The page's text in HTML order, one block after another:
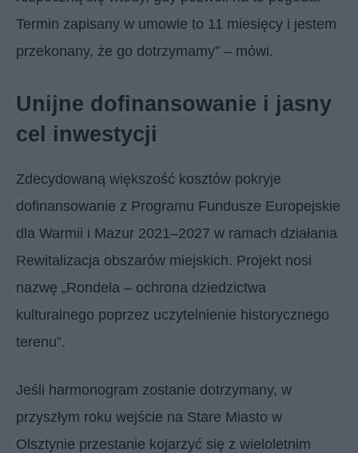
Termin zapisany w umowie to 11 miesięcy i jestem
przekonany, że go dotrzymamy” – mówi.
Unijne dofinansowanie i jasny
cel inwestycji
Zdecydowaną większość kosztów pokryje
dofinansowanie z Programu Fundusze Europejskie
dla Warmii i Mazur 2021–2027 w ramach działania
Rewitalizacja obszarów miejskich. Projekt nosi
nazwę „Rondela – ochrona dziedzictwa
kulturalnego poprzez uczytelnienie historycznego
terenu”.
Jeśli harmonogram zostanie dotrzymany, w
przyszłym roku wejście na Stare Miasto w
Olsztynie przestanie kojarzyć się z wieloletnim